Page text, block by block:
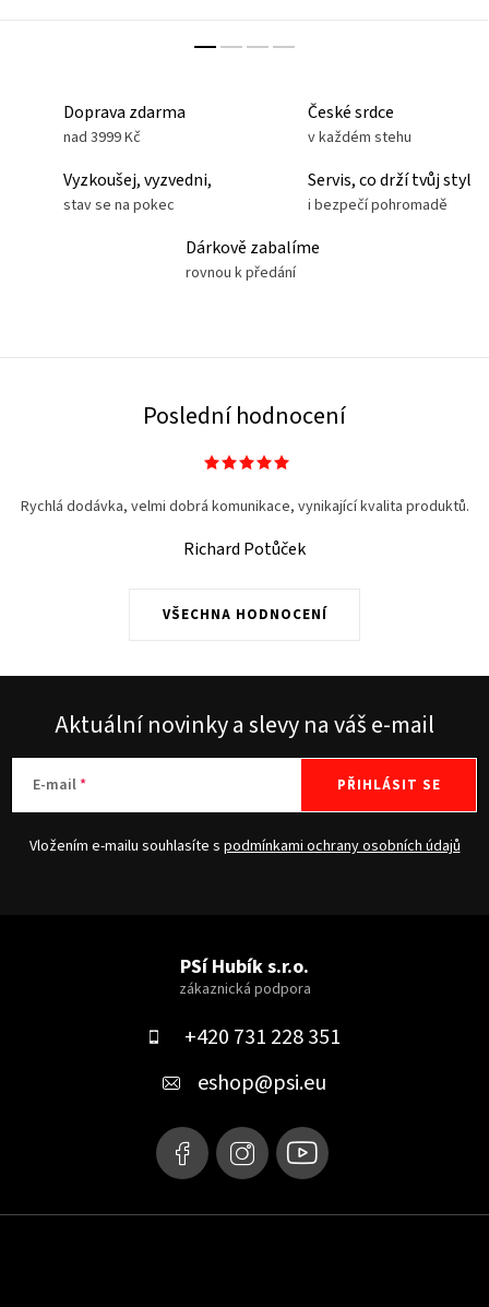
Doprava zdarma
nad 3999 Kč
České srdce
v každém stehu
Vyzkoušej, vyzvedni,
stav se na pokec
Servis, co drží tvůj styl
i bezpečí pohromadě
Dárkově zabalíme
rovnou k předání
Poslední hodnocení
VŠECHNA HODNOCENÍ
Rychlá dodávka, velmi dobrá komunikace, vynikající kvalita produktů.
Richard Potůček
Aktuální novinky a slevy na váš e-mail
E-mail
Vložením e-mailu souhlasíte s podmínkami ochrany osobních údajů
PŘIHLÁSIT SE
PSí Hubík s.r.o.
+420 731 228 351
eshop@psi.eu